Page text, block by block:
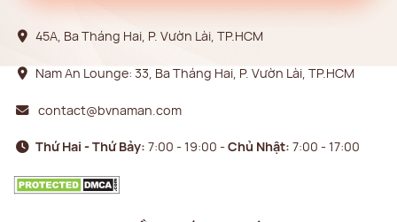
45A, Ba Tháng Hai, P. Vườn Lài, TP.HCM
Nam An Lounge: 33, Ba Tháng Hai, P. Vườn Lài, TP.HCM
contact@bvnaman.com
Thứ Hai - Thứ Bảy: 7:00 - 19:00 -Chủ Nhật: 7:00 - 17:00